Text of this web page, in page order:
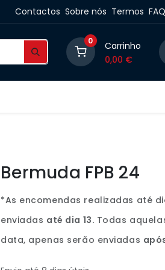
Contactos Sobre nós Termos FAQ
0
Carrinho
0,00 €
Bermuda FPB 24
*As encomendas realizadas até
enviadas até dia 13. Todas
data, apenas serão enviadas